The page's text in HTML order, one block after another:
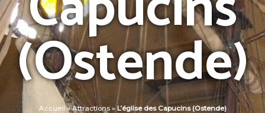
(Ostende)
Accueil»Attractions»L’église des Capucins (Ostende)